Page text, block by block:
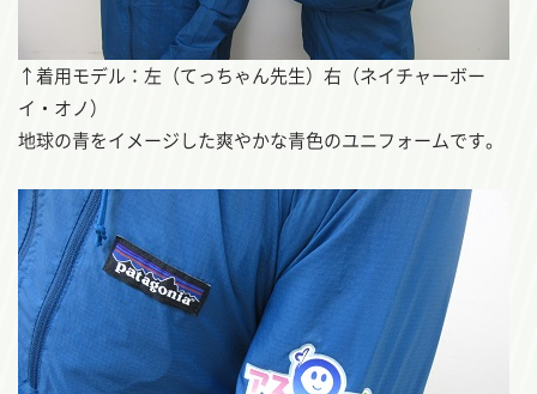
↑着用モデル：左（てっちゃん先生）右（ネイチャーボー
イ・オノ）
地球の青をイメージした爽やかな青色のユニフォームです。